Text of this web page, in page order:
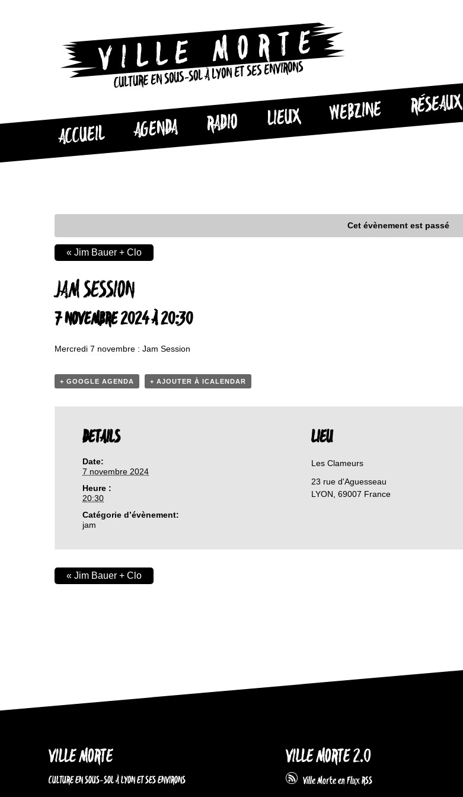
CULTURE EN SOUS-SOL À LYON ET SES ENVIRONS
ACCUEIL AGENDA RADIO LIEUX WEBZINE RÉSEAUX
Cet évènement est passé
JAM SESSION
7 NOVEMBRE 2024 À 20:30
« Jim Bauer + Clo
Mercredi 7 novembre : Jam Session
+ GOOGLE AGENDA + AJOUTER À ICALENDAR
DETAILS
Date:
7 novembre 2024
Heure :
20:30
Catégorie d’évènement:
jam
LIEU
Les Clameurs
23 rue d'Aguesseau
LYON 69007 France
« Jim Bauer + Clo
VILLE MORTE
CULTURE EN SOUS-SOL À LYON ET SES ENVIRONS
VILLE MORTE 2.0
Ville Morte en Flux RSS